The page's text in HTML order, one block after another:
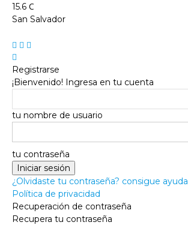
15.6 C
San Salvador
Registrarse
¡Bienvenido! Ingresa en tu cuenta
tu nombre de usuario
tu contraseña
¿Olvidaste tu contraseña? consigue ayuda
Política de privacidad
Recuperación de contraseña
Recupera tu contraseña